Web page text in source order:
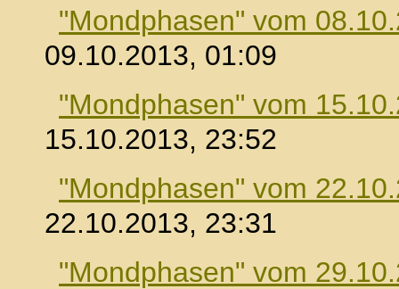
"Mondphasen" vom
09.10.2013, 01:09
"Mondphasen" vom
15.10.2013, 23:52
"Mondphasen" vom
22.10.2013, 23:31
"Mondphasen" vom